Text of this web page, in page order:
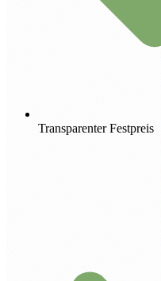
Transparenter Festpreis